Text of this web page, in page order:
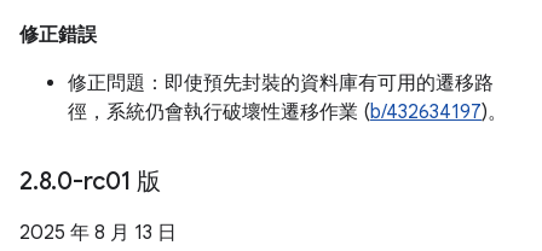
修正錯誤
修正問題：即使預先封裝的資料庫有可用的遷移路
徑，系統仍會執行破壞性遷移作業 (b/432634197)。
2.8.0-rc01 版
2025 年 8 月 13 日